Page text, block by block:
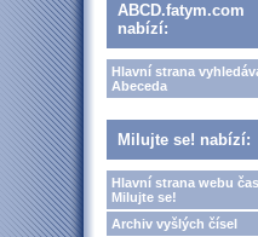
ABCD.fatym.com
nabízí:
Hlavní strana
Abeceda
Milujte se! nabízí:
Hlavní strana webu
Milujte se!
Archiv vyšlých čísel